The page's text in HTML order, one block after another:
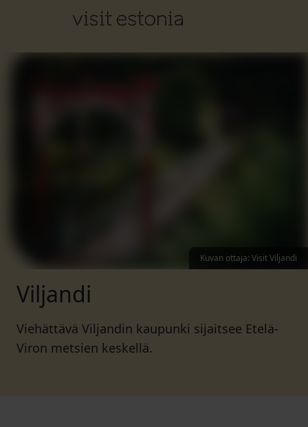
Kuvan ottaja: Visit Viljandi
Viljandi
Viehättävä Viljandin kaupunki sijaitsee Etelä-
Viron metsien keskellä.